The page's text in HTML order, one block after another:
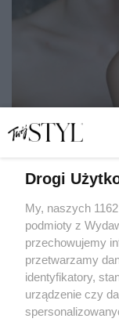
12 kosmetyków,
Kupisz je ze
Drogi
My, naszych
podmioty z
przechowujemy
przetwarzamy
identyfikatory,
urządzenie czy